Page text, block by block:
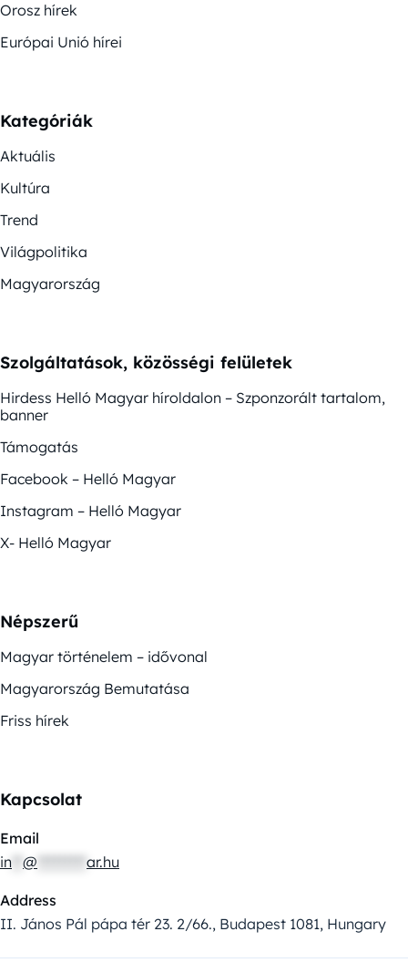
Orosz hírek
Európai Unió hírei
Kategóriák
Aktuális
Kultúra
Trend
Világpolitika
Magyarország
Szolgáltatások, közösségi felületek
Hirdess Helló Magyar híroldalon – Szponzorált tartalom,
banner
Támogatás
Facebook – Helló Magyar
Instagram – Helló Magyar
X- Helló Magyar
Népszerű
Magyar történelem – idővonal
Magyarország Bemutatása
Friss hírek
Kapcsolat
Email
in @ ar.hu
Address
II. János Pál pápa tér 23. 2/66., Budapest 1081, Hungary